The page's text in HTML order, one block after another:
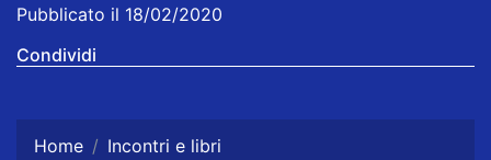
Pubblicato il 18/02/2020
Condividi
Home
Incontri e libri